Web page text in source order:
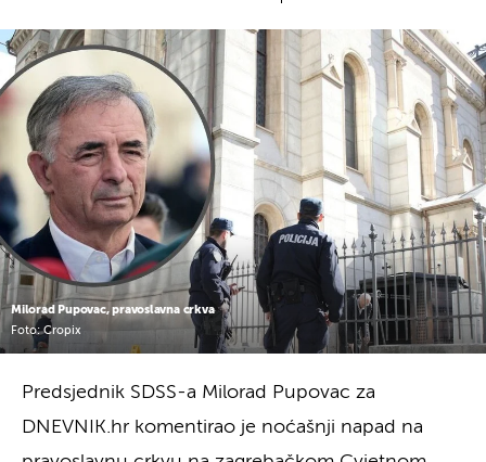
Milorad Pupovac, pravoslavna crkva
Foto: Cropix
Predsjednik SDSS-a Milorad Pupovac za
DNEVNIK.hr komentirao je noćašnji napad na